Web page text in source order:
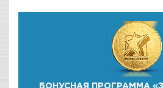
БОНУСНАЯ ПРОГРАММА